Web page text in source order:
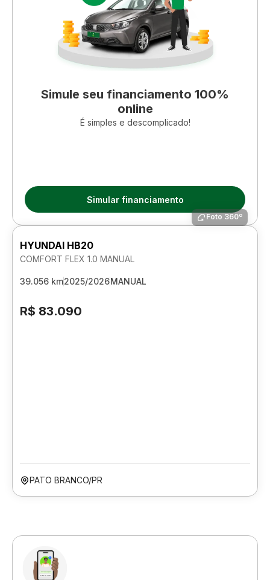
Simule seu financiamento 100%
online
É simples e descomplicado!
Simular financiamento
Foto 360º
HYUNDAI HB20
COMFORT FLEX 1.0 MANUAL
39.056 km2025/2026MANUAL
R$ 83.090
PATO BRANCO/PR